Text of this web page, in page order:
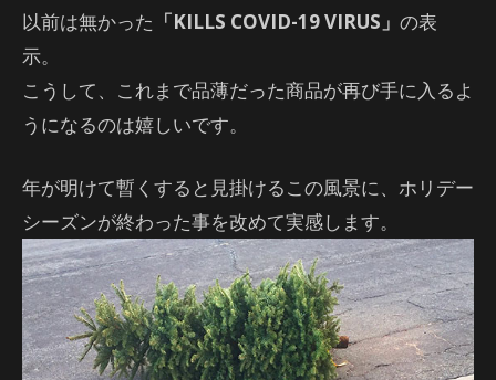
以前は無かった 「KILLS COVID-19 VIRUS」 の表
示。
こうして、これまで品薄だった商品が再び手に入るよ
うになるのは嬉しいです。
年が明けて暫くすると見掛けるこの風景に、ホリデー
シーズンが終わった事を改めて実感します。